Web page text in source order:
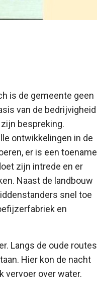
is de gemeente geen
van de bedrijvigheid
bespreking.
ontwikkelingen in de
er is een toename
zijn intrede en er
Naast de landbouw
snel toe
en
Langs de oude routes
Hier kon de nacht
vervoer over water.